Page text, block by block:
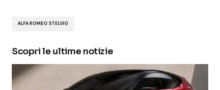
ALFA ROMEO STELVIO
Scopri le ultime notizie